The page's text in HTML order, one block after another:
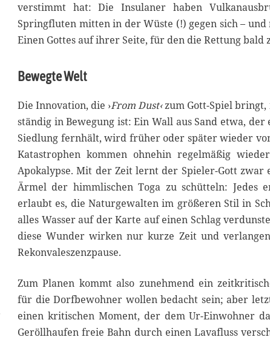
verstimmt hat: Die Insulaner haben
Springfluten mitten in der Wüste (!) gegen sich – und
Einen Gottes auf ihrer Seite, für den die Rettung
Bewegte Welt
Die Innovation, die ›From Dust‹zum Gott-Spiel
ständig in Bewegung ist: Ein Wall aus Sand etwa,
Siedlung fernhält, wird früher oder später wieder
Katastrophen kommen ohnehin regelmäßig
Apokalypse. Mit der Zeit lernt der Spieler-Gott zwar
Ärmel der himmlischen Toga zu schütteln: Jedes
erlaubt es, die Naturgewalten im größeren Stil in
alles Wasser auf der Karte auf einen Schlag
diese Wunder wirken nur kurze Zeit und
Rekonvaleszenzpause.
Zum Planen kommt also zunehmend ein
für die Dorfbewohner wollen bedacht sein; aber
einen kritischen Moment, der dem Ur-Einwohner
Geröllhaufen freie Bahn durch einen Lavafluss